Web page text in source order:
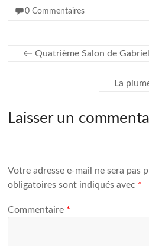
0 Commentaires
← Quatrième Salon de
La
Laisser un
Votre adresse e-mail ne sera pas
obligatoires sont indiqués avec *
Commentaire *